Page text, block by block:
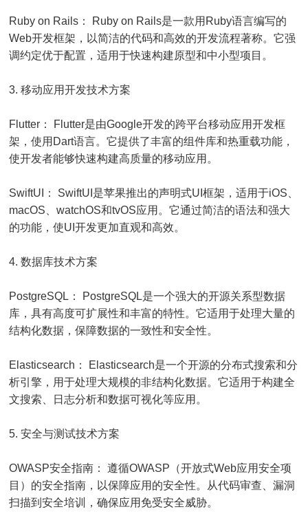
Ruby on Rails： Ruby on Rails是一款用Ruby语言编写的
Web开发框架，以简洁的代码和高效的开发流程著称。它强
调约定优于配置，适用于快速构建原型和中小型项目。
3. 移动应用开发技术方案
Flutter： Flutter是由Google开发的跨平台移动应用开发框
架，使用Dart语言。它提供了丰富的组件库和热重载功能，
使开发者能够快速构建高质量的移动应用。
SwiftUI： SwiftUI是苹果推出的声明式UI框架，适用于iOS、
macOS、watchOS和tvOS应用。它通过简洁的语法和强大
的功能，使UI开发更加直观和高效。
4. 数据库技术方案
PostgreSQL： PostgreSQL是一个强大的开源关系型数据
库，具有高度可扩展性和丰富的特性。它适用于处理大量的
结构化数据，保障数据的一致性和安全性。
Elasticsearch： Elasticsearch是一个开源的分布式搜索和分
析引擎，用于处理大规模的非结构化数据。它适用于构建全
文搜索、日志分析和数据可视化等应用。
5. 安全与测试技术方案
OWASP安全指南： 遵循OWASP（开放式Web应用安全项
目）的安全指南，以保障应用的安全性。从代码审查、漏洞
扫描到安全培训，确保应用免受安全威胁。